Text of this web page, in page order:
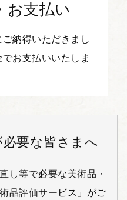
お支払い
納得いただきまし
お支払いいたしま
要な皆さまへ
し等で必要な美術品・
品評価サービス」がご